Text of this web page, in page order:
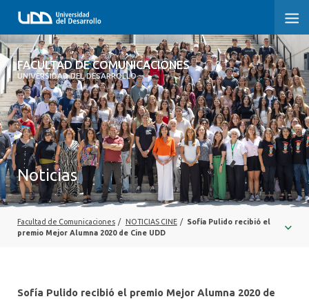
FACULTAD DE COMUNICACIONES
UNIVERSIDAD DEL DESARROLLO
FACULTAD DE COMUNICACIONES
INICIO
SOBRE LA FACULTAD
CARRERAS
POSTGRADOS Y EDUCACIÓN CONTINUA
INVESTIGACIÓN
Noticias
Facultad de Comunicaciones / NOTICIAS CINE / Sofía Pulido recibió el
premio Mejor Alumna 2020 de Cine UDD
Sofía Pulido recibió el premio Mejor Alumna 2020 de